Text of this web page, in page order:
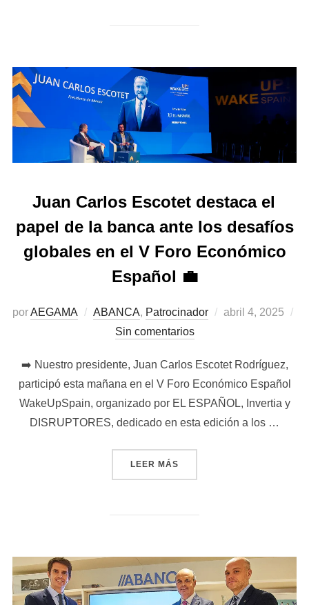
Juan Carlos Escotet destaca el
papel de la banca ante los desafíos
globales en el V Foro Económico
Español 💼
porAEGAMA ABANCA, Patrocinador
Publicado
abril 4, 2025
Sin comentarios
➡️ Nuestro presidente, Juan Carlos Escotet Rodríguez,
participó esta mañana en el V Foro Económico Español
WakeUpSpain, organizado por EL ESPAÑOL, Invertia y
DISRUPTORES, dedicado en esta edición a los …
LEER MÁS